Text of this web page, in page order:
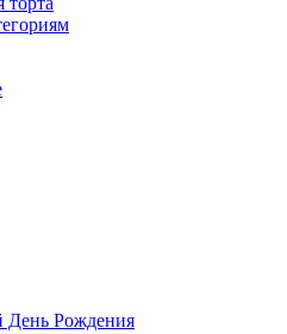
День Рождения